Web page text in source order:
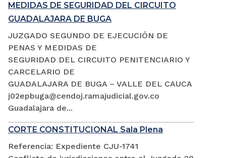
MEDIDAS DE SEGURIDAD DEL CIRCUITO
GUADALAJARA DE BUGA
JUZGADO SEGUNDO DE EJECUCIÓN DE
PENAS Y MEDIDAS DE
SEGURIDAD DEL CIRCUITO PENITENCIARIO Y
CARCELARIO DE
GUADALAJARA DE BUGA – VALLE DEL CAUCA
j02epbuga@cendoj.ramajudicial.gov.co
Guadalajara de...
CORTE CONSTITUCIONAL Sala Plena
Referencia: Expediente CJU-1741